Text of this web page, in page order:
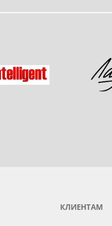
любимого бренда
Ладога
КЛИЕНТАМ